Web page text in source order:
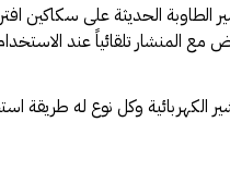
الطاوبة الحديثة على سكاكين
المنشار تلقائياً عند
الكهربائية وكل نوع له طريقة